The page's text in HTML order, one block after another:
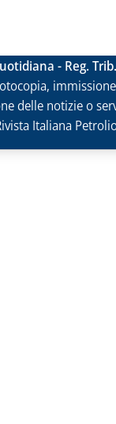
- Reg.
delle notizie o
Italiana